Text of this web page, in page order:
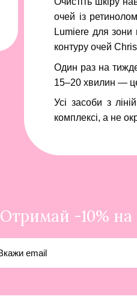
очей із
Lumiere для
контуру очей
Один раз на
15–20 хвилин —
Усі засоби з
комплексі, а не
Отримай -10% на